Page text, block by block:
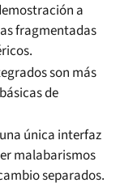
a
fragmentadas
son más
de
única interfaz
malabarismos
separados.